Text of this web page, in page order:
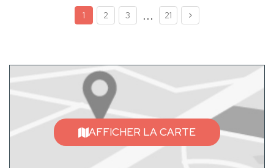
1 2 3 ... 21
AFFICHER LA CARTE